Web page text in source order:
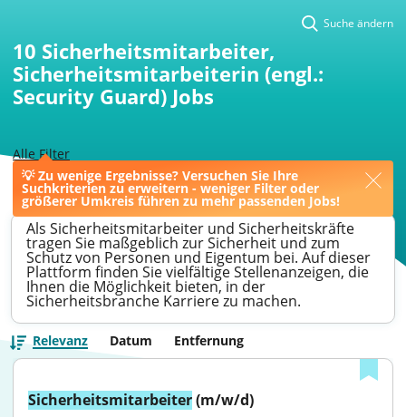
💡 Zu wenige Ergebnisse? Versuchen Sie Ihre
Suchkriterien zu erweitern - weniger Filter oder
größerer Umkreis führen zu mehr passenden Jobs!
Alle Filter
Suche ändern
10 Sicherheitsmitarbeiter,
Sicherheitsmitarbeiterin (engl.:
Security Guard) Jobs
> Mönchengladbach > Sicherheitsmitarbeiter
Als Sicherheitsmitarbeiter und Sicherheitskräfte
tragen Sie maßgeblich zur Sicherheit und zum
Schutz von Personen und Eigentum bei. Auf dieser
Plattform finden Sie vielfältige Stellenanzeigen, die
Ihnen die Möglichkeit bieten, in der
Sicherheitsbranche Karriere zu machen.
Relevanz Datum Entfernung
Sicherheitsmitarbeiter (m/w/d)